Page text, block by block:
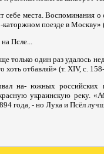
себе места. Воспоминания
поезде в Москву»
на Псле...
только один раз удалось
хоть отбавляй» (т. XIV, с.
на- южных российских
украинскую реку.
года, - но Лука и Псёл